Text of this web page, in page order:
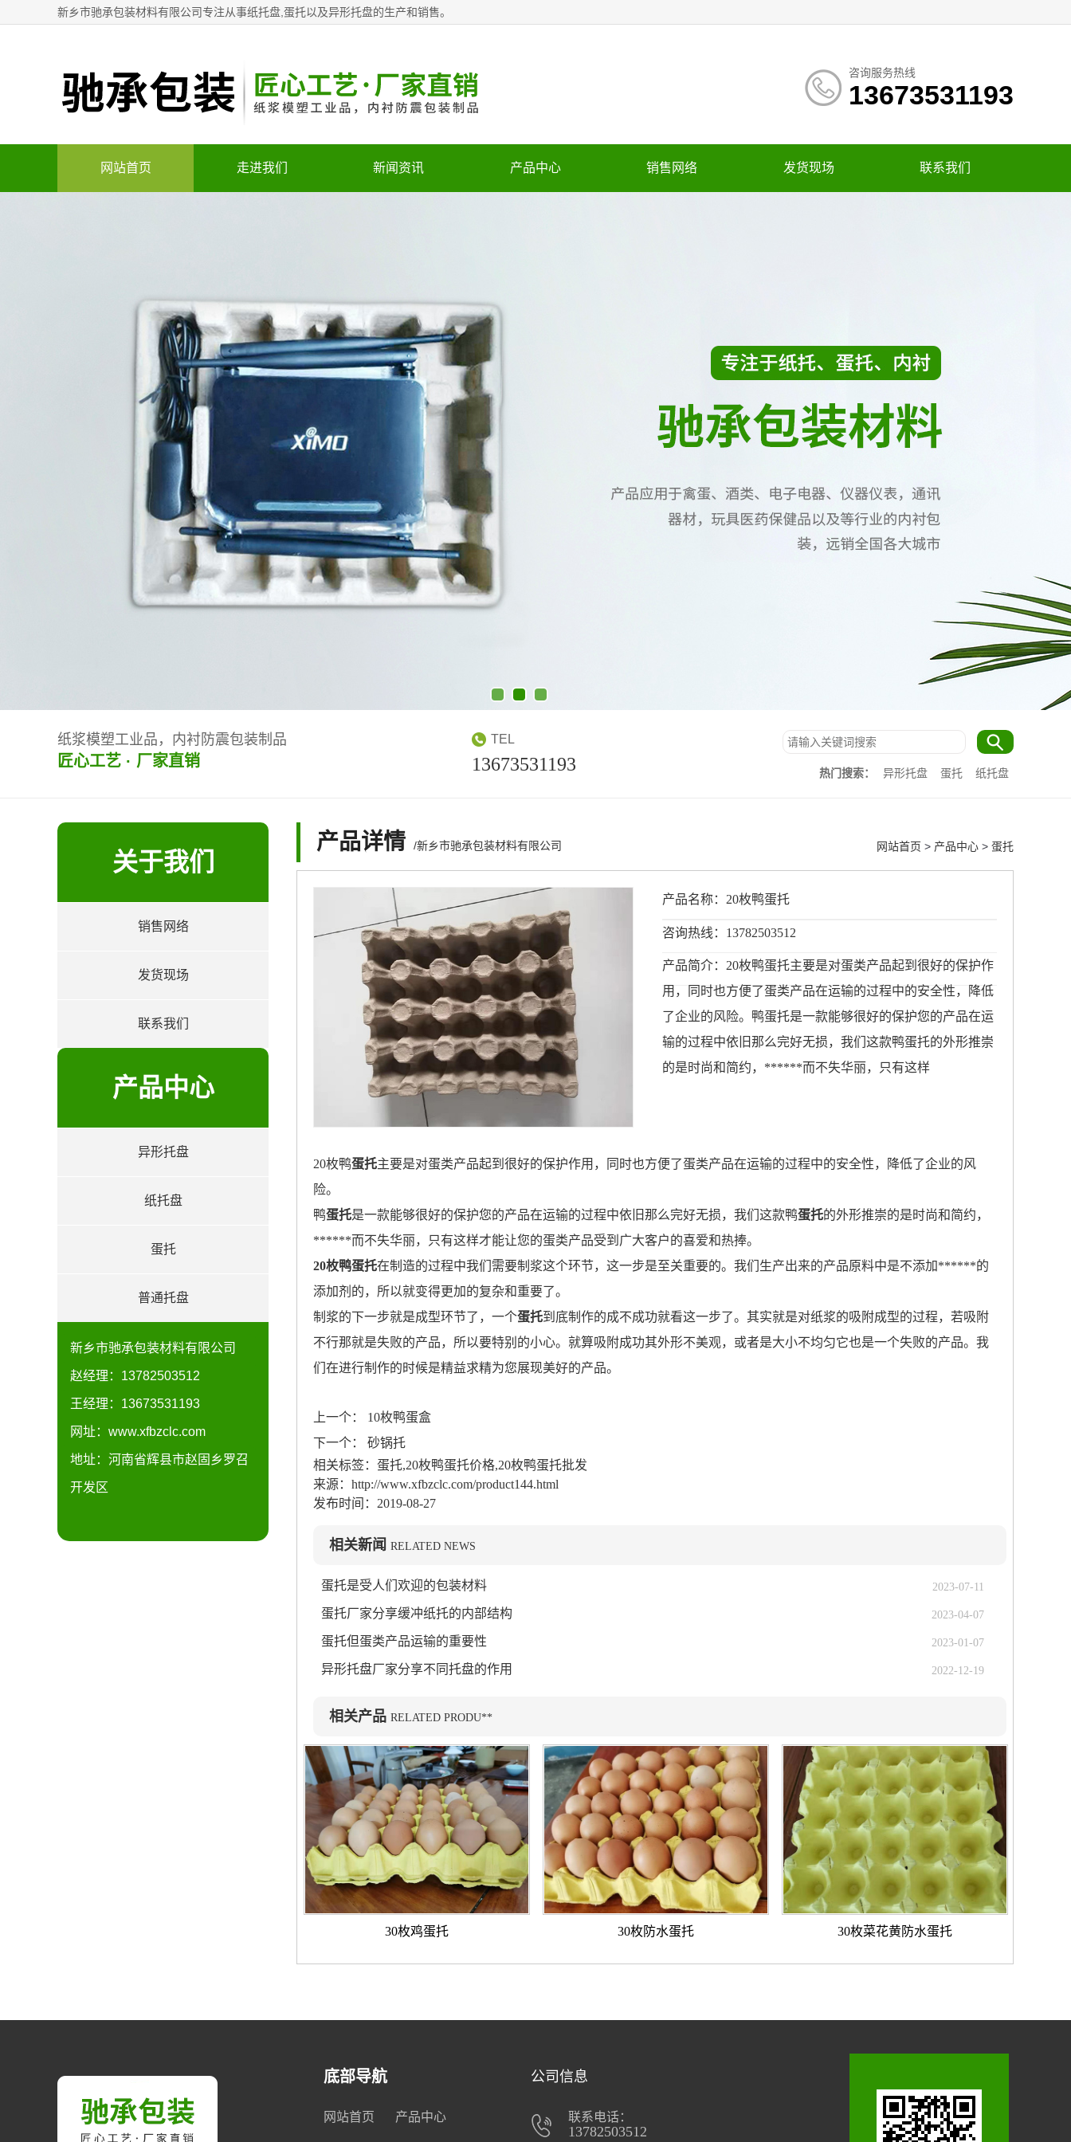
新乡市驰承包装材料有限公司专注从事纸托盘,蛋托以及异形托盘的生产和销售。
咨询服务热线
13673531193
网站首页 走进我们 新闻资讯 产品中心 销售网络 发货现场 联系我们
纸浆模塑工业品，内衬防震包装制品
匠心工艺 · 厂家直销
TEL
13673531193 热门搜索： 异形托盘 蛋托 纸托盘
关于我们
销售网络
发货现场
联系我们
产品中心
异形托盘
纸托盘
蛋托
普通托盘
新乡市驰承包装材料有限公司
赵经理：13782503512
王经理：13673531193
网址：www.xfbzclc.com
地址：河南省辉县市赵固乡罗召
开发区
产品详情 /新乡市驰承包装材料有限公司 网站首页 > 产品中心 > 蛋托
产品名称：20枚鸭蛋托
咨询热线：13782503512
产品简介：20枚鸭蛋托主要是对蛋类产品起到很好的保护作
用，同时也方便了蛋类产品在运输的过程中的安全性，降低
了企业的风险。鸭蛋托是一款能够很好的保护您的产品在运
输的过程中依旧那么完好无损，我们这款鸭蛋托的外形推崇
的是时尚和简约，******而不失华丽，只有这样
20枚鸭蛋托主要是对蛋类产品起到很好的保护作用，同时也方便了蛋类产品在运输的过程中的安全性，降低了企业的风
险。
鸭蛋托是一款能够很好的保护您的产品在运输的过程中依旧那么完好无损，我们这款鸭蛋托的外形推崇的是时尚和简约，
******而不失华丽，只有这样才能让您的蛋类产品受到广大客户的喜爱和热捧。
20枚鸭蛋托在制造的过程中我们需要制浆这个环节，这一步是至关重要的。我们生产出来的产品原料中是不添加******的
添加剂的，所以就变得更加的复杂和重要了。
制浆的下一步就是成型环节了，一个蛋托到底制作的成不成功就看这一步了。其实就是对纸浆的吸附成型的过程，若吸附
不行那就是失败的产品，所以要特别的小心。就算吸附成功其外形不美观，或者是大小不均匀它也是一个失败的产品。我
们在进行制作的时候是精益求精为您展现美好的产品。
上一个：
10枚鸭蛋盒
下一个：
砂锅托
相关标签：蛋托,20枚鸭蛋托价格,20枚鸭蛋托批发
来源：http://www.xfbzclc.com/product144.html
发布时间：2019-08-27
相关新闻 RELATED NEWS
蛋托是受人们欢迎的包装材料 2023-07-11
蛋托厂家分享缓冲纸托的内部结构 2023-04-07
蛋托但蛋类产品运输的重要性 2023-01-07
异形托盘厂家分享不同托盘的作用 2022-12-19
相关产品 RELATED PRODU**
30枚鸡蛋托 30枚防水蛋托 30枚菜花黄防水蛋托
底部导航
网站首页 产品中心
公司信息
联系电话：
13782503512